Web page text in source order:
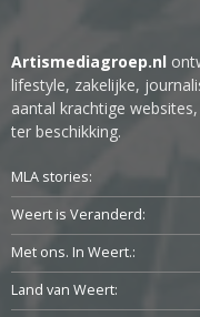
Artismediagroep.nl
lifestyle, zakelijke,
aantal krachtige
ter beschikking.
MLA stories:
Weert is Veranderd:
Met ons. In Weert.:
Land van Weert: